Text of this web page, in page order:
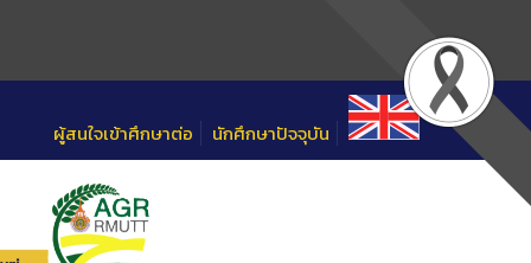
ผู้สนใจเข้าศึกษาต่อ นักศึกษาปัจจุบัน